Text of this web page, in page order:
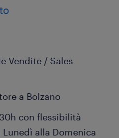
Vendite / Sales
a Bolzano
con flessibilità
alla Domenica